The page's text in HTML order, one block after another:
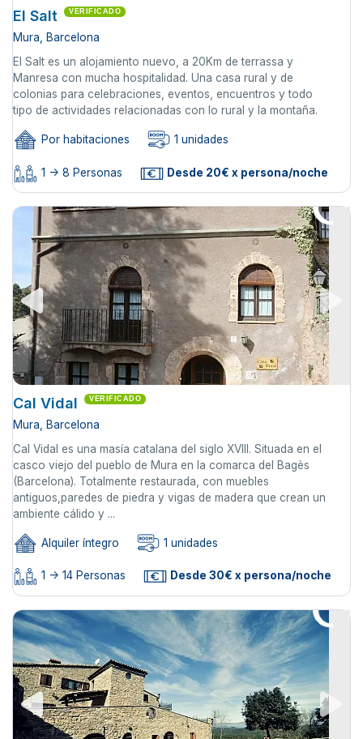
El Salt VERIFICADO
Mura, Barcelona
El Salt es un alojamiento nuevo, a 20Km de terrassa y
Manresa con mucha hospitalidad. Una casa rural y de
colonias para celebraciones, eventos, encuentros y todo
tipo de actividades relacionadas con lo rural y la montaña.
Por habitaciones 1 unidades
1 -> 8 Personas Desde 20€ x persona/noche
Cal Vidal VERIFICADO
Mura, Barcelona
Cal Vidal es una masía catalana del siglo XVIII. Situada en el
casco viejo del pueblo de Mura en la comarca del Bagès
(Barcelona). Totalmente restaurada, con muebles
antiguos,paredes de piedra y vigas de madera que crean un
ambiente cálido y ...
Alquiler íntegro 1 unidades
1 -> 14 Personas Desde 30€ x persona/noche